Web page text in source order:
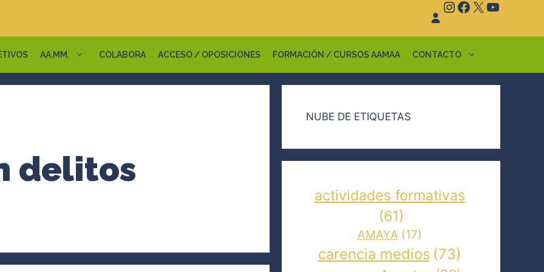
Instagram
Facebook
X YouTube
AA.MM. COLABORA ACCESO / OPOSICIONES FORMACIÓN / CURSOS AAMAA CONTACTO
delitos
NUBE DE ETIQUETAS
actividades formativas
(61)
AMAYA (17)
carencia medios (73)